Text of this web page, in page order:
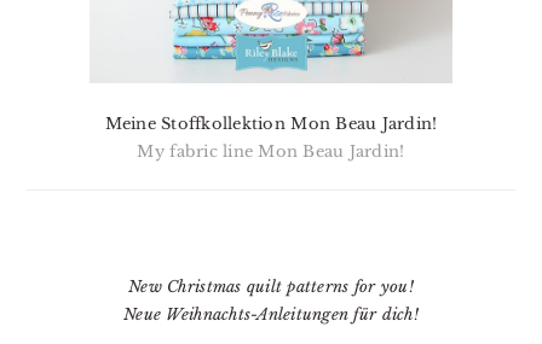
Meine Stoffkollektion Mon Beau Jardin!
My fabric line Mon Beau Jardin!
New Christmas quilt patterns for you!
Neue Weihnachts-Anleitungen für dich!